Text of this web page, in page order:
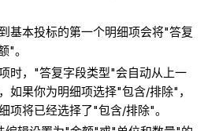
基本投标的第一个明细项会将"答复
"。
时，"答复字段类型"会自动从上一
如果你为明细项选择"包含/排除"，
项将已经选择了"包含/排除"。